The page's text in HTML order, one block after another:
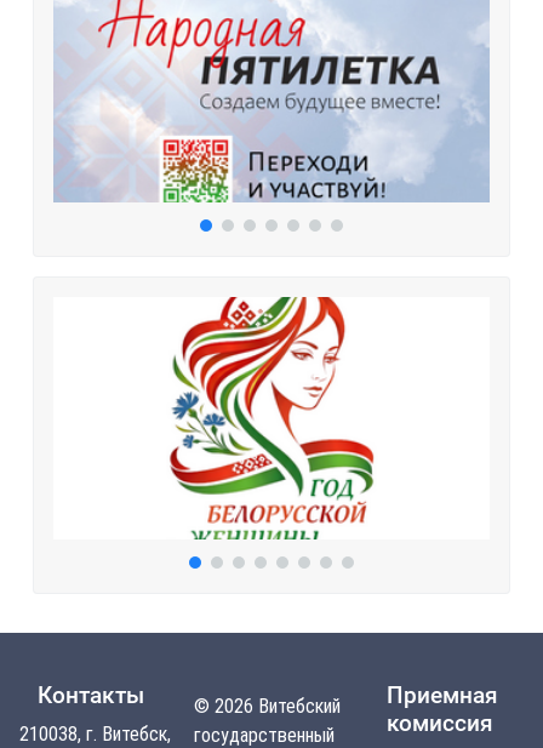
Контакты
210038, г. Витебск,
© 2026 Витебский
государственный
Приемная
комиссия